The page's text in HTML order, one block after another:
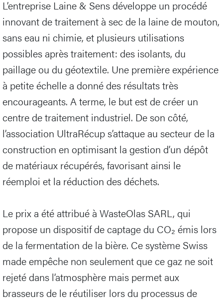
L’entreprise Laine & Sens développe un procédé
innovant de traitement à sec de la laine de mouton,
sans eau ni chimie, et plusieurs utilisations
possibles après traitement: des isolants, du
paillage ou du géotextile. Une première expérience
à petite échelle a donné des résultats très
encourageants. A terme, le but est de créer un
centre de traitement industriel. De son côté,
l’association UltraRécup s’attaque au secteur de la
construction en optimisant la gestion d’un dépôt
de matériaux récupérés, favorisant ainsi le
réemploi et la réduction des déchets.
Le prix a été attribué à WasteOlas SARL, qui
propose un dispositif de captage du CO₂ émis lors
de la fermentation de la bière. Ce système Swiss
made empêche non seulement que ce gaz ne soit
rejeté dans l’atmosphère mais permet aux
brasseurs de le réutiliser lors du processus de